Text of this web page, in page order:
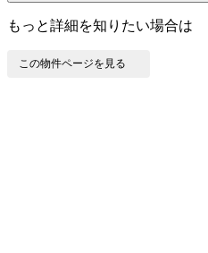
もっと詳細を知りたい場合は
この物件ページを見る